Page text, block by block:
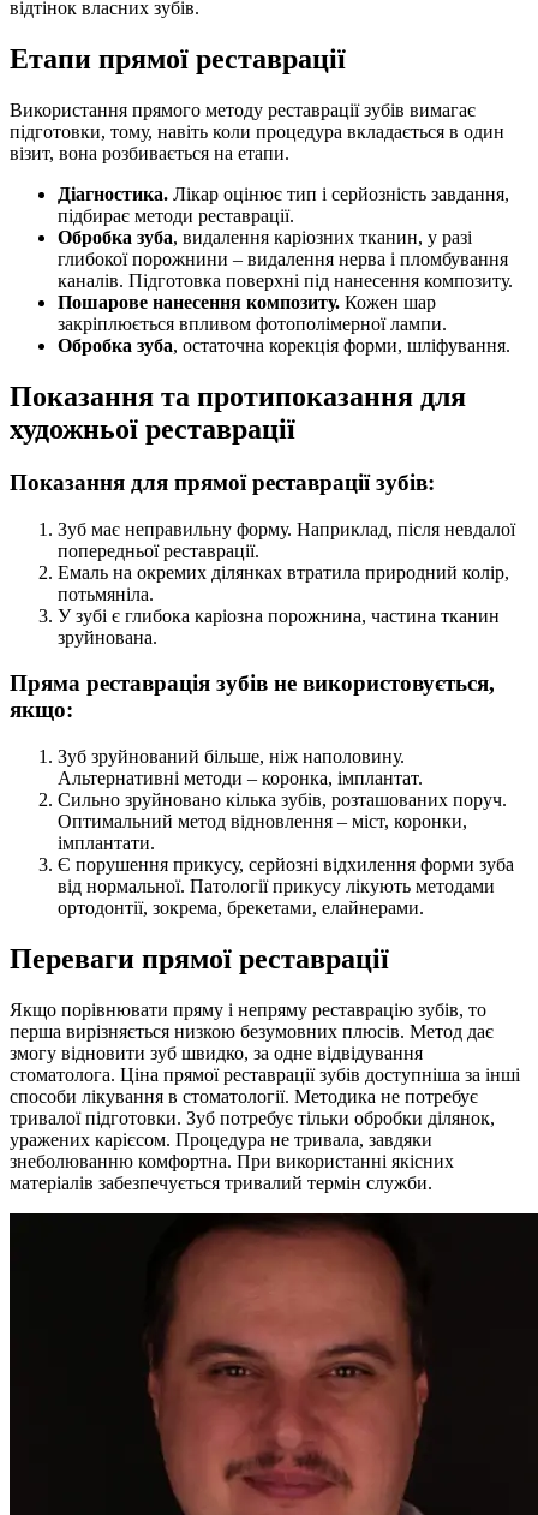
відтінок власних зубів.
Етапи прямої реставрації
Використання прямого методу реставрації зубів вимагає
підготовки, тому, навіть коли процедура вкладається в один
візит, вона розбивається на етапи.
Діагностика. Лікар оцінює тип і серйозність завдання,
підбирає методи реставрації.
Обробка зуба, видалення каріозних тканин, у разі
глибокої порожнини – видалення нерва і пломбування
каналів. Підготовка поверхні під нанесення композиту.
Пошарове нанесення композиту. Кожен шар
закріплюється впливом фотополімерної лампи.
Обробка зуба, остаточна корекція форми, шліфування.
Показання та протипоказання для
художньої реставрації
Показання для прямої реставрації зубів:
Зуб має неправильну форму. Наприклад, після невдалої
попередньої реставрації.
Емаль на окремих ділянках втратила природний колір,
потьмяніла.
У зубі є глибока каріозна порожнина, частина тканин
зруйнована.
Пряма реставрація зубів не використовується,
якщо:
Зуб зруйнований більше, ніж наполовину.
Альтернативні методи – коронка, імплантат.
Сильно зруйновано кілька зубів, розташованих поруч.
Оптимальний метод відновлення – міст, коронки,
імплантати.
Є порушення прикусу, серйозні відхилення форми зуба
від нормальної. Патології прикусу лікують методами
ортодонтії, зокрема, брекетами, елайнерами.
Переваги прямої реставрації
Якщо порівнювати пряму і непряму реставрацію зубів, то
перша вирізняється низкою безумовних плюсів. Метод дає
змогу відновити зуб швидко, за одне відвідування
стоматолога. Ціна прямої реставрації зубів доступніша за інші
способи лікування в стоматології. Методика не потребує
тривалої підготовки. Зуб потребує тільки обробки ділянок,
уражених карієсом. Процедура не тривала, завдяки
знеболюванню комфортна. При використанні якісних
матеріалів забезпечується тривалий термін служби.